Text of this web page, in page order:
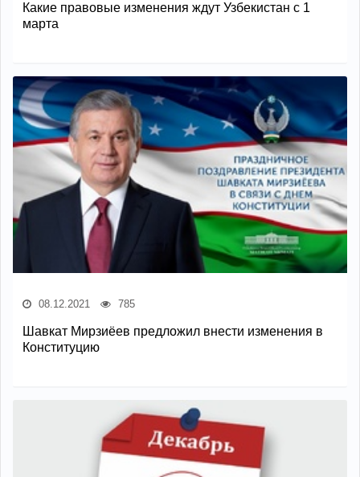
Какие правовые изменения ждут Узбекистан с 1
марта
08.12.2021 785
Шавкат Мирзиёев предложил внести изменения в
Конституцию